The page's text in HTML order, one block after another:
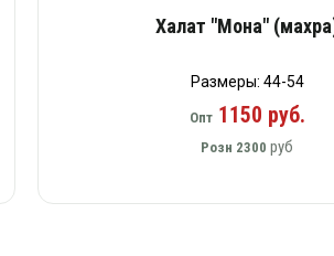
Халат "Мона"
Размеры: 44-54
Опт1150 руб.
Розн 2300 руб